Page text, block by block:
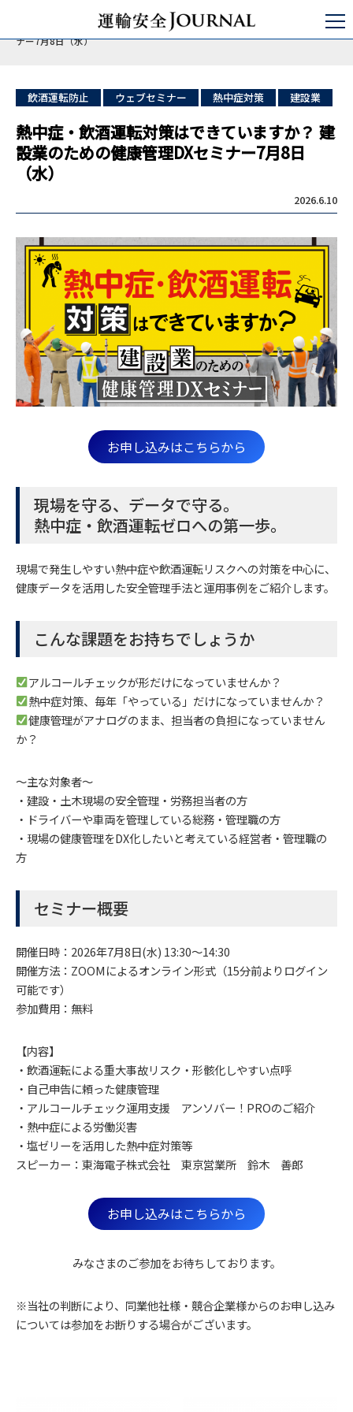
日本の運輸安全
バス/タクシー/トラック
熱中症・飲酒運転対策はできていますか？ 建設業のための健康管理DXセミ
ナー7月8日（水）
飲酒運転防止 ウェブセミナー 熱中症対策 建設業
熱中症・飲酒運転対策はできていますか？ 建
設業のための健康管理DXセミナー7月8日
（水）
2026.6.10
お申し込みはこちらから
現場を守る、データで守る。
熱中症・飲酒運転ゼロへの第一歩。
現場で発生しやすい熱中症や飲酒運転リスクへの対策を中心に、
健康データを活用した安全管理手法と運用事例をご紹介します。
こんな課題をお持ちでしょうか
アルコールチェックが形だけになっていませんか？
熱中症対策、毎年「やっている」だけになっていませんか？
健康管理がアナログのまま、担当者の負担になっていません
か？
～主な対象者～
・建設・土木現場の安全管理・労務担当者の方
・ドライバーや車両を管理している総務・管理職の方
・現場の健康管理をDX化したいと考えている経営者・管理職の
方
セミナー概要
開催日時：2026年7月8日(水) 13:30〜14:30
開催方法：ZOOMによるオンライン形式（15分前よりログイン
可能です）
参加費用：無料
【内容】
・飲酒運転による重大事故リスク・形骸化しやすい点呼
・自己申告に頼った健康管理
・アルコールチェック運用支援 アンソバー！PROのご紹介
・熱中症による労働災害
・塩ゼリーを活用した熱中症対策等
スピーカー：東海電子株式会社 東京営業所 鈴木 善郎
お申し込みはこちらから
みなさまのご参加をお待ちしております。
※当社の判断により、同業他社様・競合企業様からのお申し込み
については参加をお断りする場合がございます。